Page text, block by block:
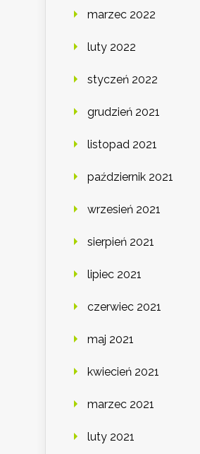
marzec 2022
luty 2022
styczeń 2022
grudzień 2021
listopad 2021
październik 2021
wrzesień 2021
sierpień 2021
lipiec 2021
czerwiec 2021
maj 2021
kwiecień 2021
marzec 2021
luty 2021